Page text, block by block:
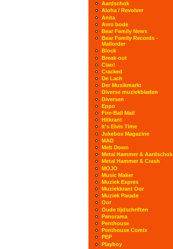
Aardschok
Aloha / Revolver
Anita
Avro bode
Bear Family News
Bear Family Records -
Mailorder
Block
Break-out
Ciao!
Cracked
De Lach
Der Musikmarkt
Diverse muziekbladen
Diversen
Eppo
Fire-Ball Mail
Hitkrant
It's Elvis Time
Jukebox Magazine
MAD
Melt Down
Metal Hammer & Aardschok
Metal Hammer & Crash
MOJO
Music Maker
Muziek Expres
Muziekkrant Oor
Muziek Parade
Oor
Oude tijdschriften
Panorama
Penthouse
Penthouse Comix
PEP
Playboy